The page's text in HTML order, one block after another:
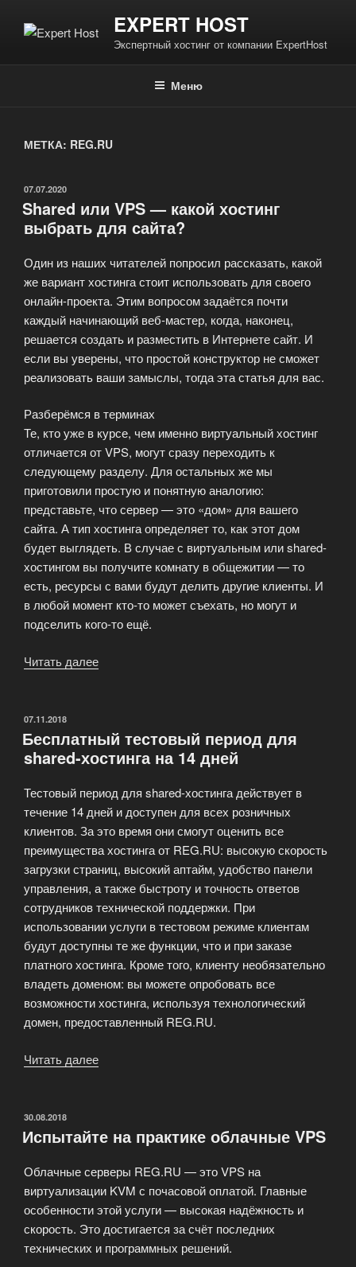
EXPERT HOST
Экспертный хостинг от компании ExpertHost
Меню
МЕТКА: REG.RU
ОПУБЛИКОВАНО
07.07.2020
Shared или VPS — какой хостинг
выбрать для сайта?
Один из наших читателей попросил рассказать, какой
же вариант хостинга стоит использовать для своего
онлайн-проекта. Этим вопросом задаётся почти
каждый начинающий веб-мастер, когда, наконец,
решается создать и разместить в Интернете сайт. И
если вы уверены, что простой конструктор не сможет
реализовать ваши замыслы, тогда эта статья для вас.
Разберёмся в терминах
Те, кто уже в курсе, чем именно виртуальный хостинг
отличается от VPS, могут сразу переходить к
следующему разделу. Для остальных же мы
приготовили простую и понятную аналогию:
представьте, что сервер — это «дом» для вашего
сайта. А тип хостинга определяет то, как этот дом
будет выглядеть. В случае с виртуальным или shared-
хостингом вы получите комнату в общежитии — то
есть, ресурсы с вами будут делить другие клиенты. И
в любой момент кто-то может съехать, но могут и
подселить кого-то ещё.
Читать далее«Shared
какой
хостинг
для
сайта?»
ОПУБЛИКОВАНО
07.11.2018
Бесплатный тестовый период для
shared-хостинга на 14 дней
Тестовый период для shared-хостинга действует в
течение 14 дней и доступен для всех розничных
клиентов. За это время они смогут оценить все
преимущества хостинга от REG.RU: высокую скорость
загрузки страниц, высокий аптайм, удобство панели
управления, а также быстроту и точность ответов
сотрудников технической поддержки. При
использовании услуги в тестовом режиме клиентам
будут доступны те же функции, что и при заказе
платного хостинга. Кроме того, клиенту необязательно
владеть доменом: вы можете опробовать все
возможности хостинга, используя технологический
домен, предоставленный REG.RU.
Читать далее«Бесплатный
shared-
на
14
дней»
ОПУБЛИКОВАНО
30.08.2018
Испытайте на практике облачные VPS
Облачные серверы REG.RU — это VPS на
виртуализации KVM с почасовой оплатой. Главные
особенности этой услуги — высокая надёжность и
скорость. Это достигается за счёт последних
технических и программных решений.